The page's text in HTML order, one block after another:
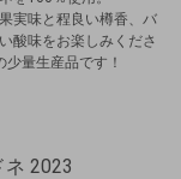
実味と程良い樽香、バ
酸味をお楽しみくださ
少量生産品です！
ネ 2023